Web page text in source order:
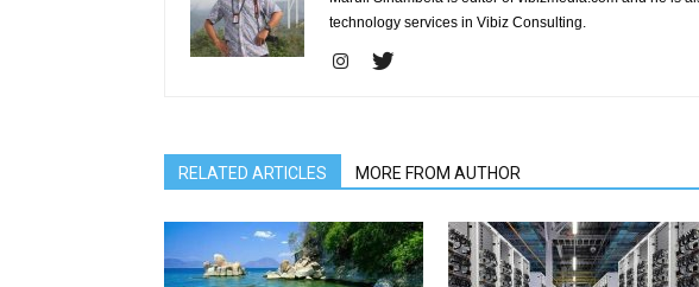
technology services in Vibiz Consulting.
RELATED ARTICLES MORE FROM AUTHOR